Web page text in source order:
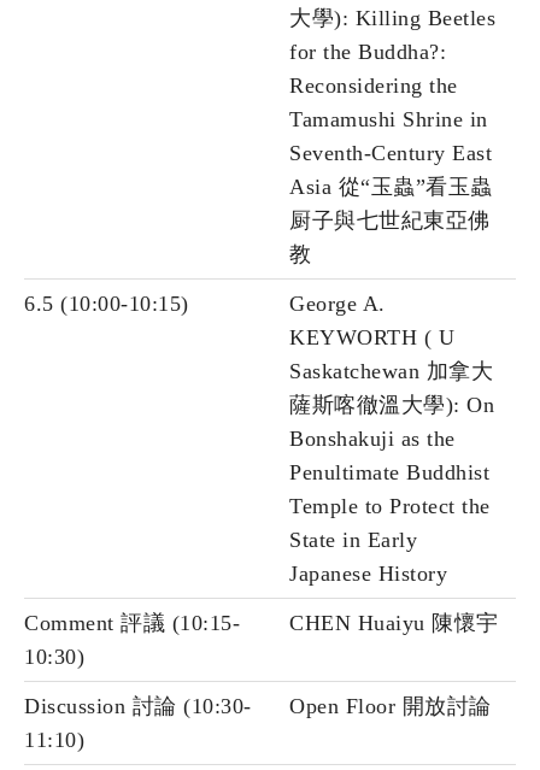
大學): Killing Beetles
for the Buddha?:
Reconsidering the
Tamamushi Shrine in
Seventh-Century East
Asia 從“玉蟲”看玉蟲
厨子與七世紀東亞佛
教
6.5 (10:00-10:15)
George A.
KEYWORTH ( U
Saskatchewan 加拿大
薩斯喀徹溫大學): On
Bonshakuji as the
Penultimate Buddhist
Temple to Protect the
State in Early
Japanese History
Comment 評議 (10:15-
10:30)
CHEN Huaiyu 陳懷宇
Discussion 討論 (10:30-
11:10)
Open Floor 開放討論